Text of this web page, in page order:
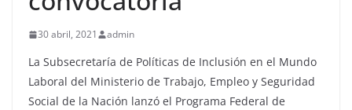
30 abril, 2021 admin
La Subsecretaría de Políticas de Inclusión en el Mundo
Laboral del Ministerio de Trabajo, Empleo y Seguridad
Social de la Nación lanzó el Programa Federal de